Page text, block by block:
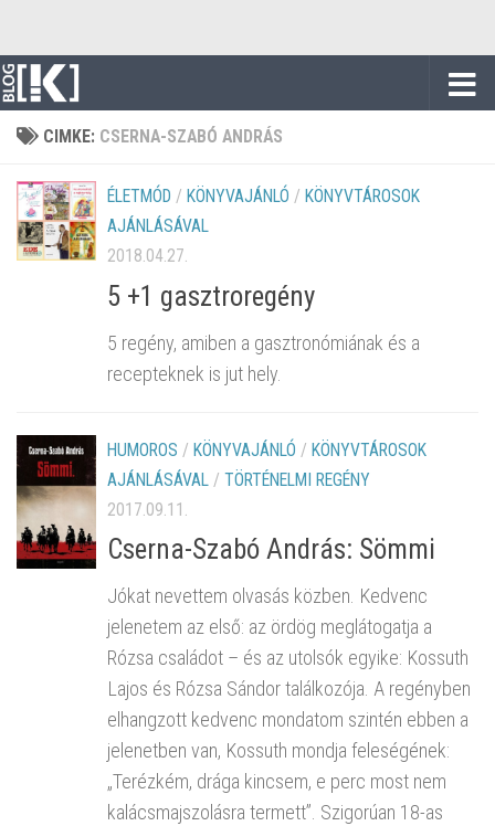
CIMKE: CSERNA-SZABÓ ANDRÁS
ÉLETMÓD / KÖNYVAJÁNLÓ / KÖNYVTÁROSOK
AJÁNLÁSÁVAL
2018.04.27.
5 +1 gasztroregény
5 regény, amiben a gasztronómiának és a
recepteknek is jut hely.
HUMOROS / KÖNYVAJÁNLÓ / KÖNYVTÁROSOK
AJÁNLÁSÁVAL / TÖRTÉNELMI REGÉNY
2017.09.11.
Cserna-Szabó András: Sömmi
Jókat nevettem olvasás közben. Kedvenc
jelenetem az első: az ördög meglátogatja a
Rózsa családot – és az utolsók egyike: Kossuth
Lajos és Rózsa Sándor találkozója. A regényben
elhangzott kedvenc mondatom szintén ebben a
jelenetben van, Kossuth mondja feleségének:
„Terézkém, drága kincsem, e perc most nem
kalácsmajszolásra termett”. Szigorúan 18-as